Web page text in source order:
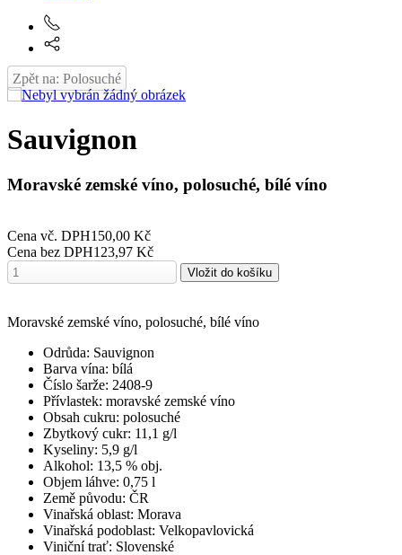
Zpět na: Polosuché
Sauvignon
Moravské zemské víno, polosuché, bílé víno
Cena vč. DPH150,00 Kč
Cena bez DPH123,97 Kč
Moravské zemské víno, polosuché, bílé víno
Odrůda: Sauvignon
Barva vína: bílá
Číslo šarže: 2408-9
Přívlastek: moravské zemské víno
Obsah cukru: polosuché
Zbytkový cukr: 11,1 g/l
Kyseliny: 5,9 g/l
Alkohol: 13,5 % obj.
Objem láhve: 0,75 l
Země původu: ČR
Vinařská oblast: Morava
Vinařská podoblast: Velkopavlovická
Viniční trať: Slovenské